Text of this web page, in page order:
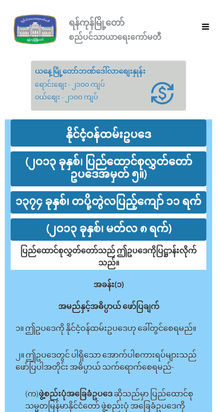
ရန်ကုန်မြို့တော်
စည်ပင်သာယာရေးကော်မတီ
ယနေ့မြို့တော်ဘဏ်ဒေါ်လာစျေးနှုန်း
ရောင်းစျေး - ၂၁၀၀ ကျပ်
ဝယ်စျေး - ၂၁၀၀ ကျပ်
နိုင်ငံ့ဝန်ထမ်းဥပဒေ
(၂ဝ၁၃ ခုနှစ်၊ ပြည်ထောင်စုလွှတ်တော်
ဥပဒေအမှတ် ၅။)
၁၃၇၄ ခုနှစ်၊ တပို့တွဲလပြည့်ကျော် ၁၁ ရက်
(၂ဝ၁၃ ခုနှစ်၊ မတ်လ ၈ ရက်)
ပြည်ထောင်စုလွှတ်တော်သည် ဤဥပဒေကိုပြဋ္ဌာန်းလိုက်
သည်။
အခန်း(၁)
အမည်နှင့်အဓိပ္ပာယ် ဖော်ပြချက်
၁။ ဤဥပဒေကို နိုင်ငံ့ဝန်ထမ်းဥပဒေဟု ခေါ်တွင်စေရမည်။
၂။ ဤဥပဒေတွင် ပါရှိသော အောက်ပါစကားရပ်များသည်
ဖော်ပြပါအတိုင်း အဓိပ္ပာယ် သက်ရောက်စေရမည်-
(က)ဖွဲ့စည်းပုံအခြေခံဥပဒေဆိုသည်မှာ ပြည်ထောင်စု
သမ္မတမြန်မာနိုင်ငံတော် ဖွဲ့စည်းပုံ အခြေခံဥပဒေကို